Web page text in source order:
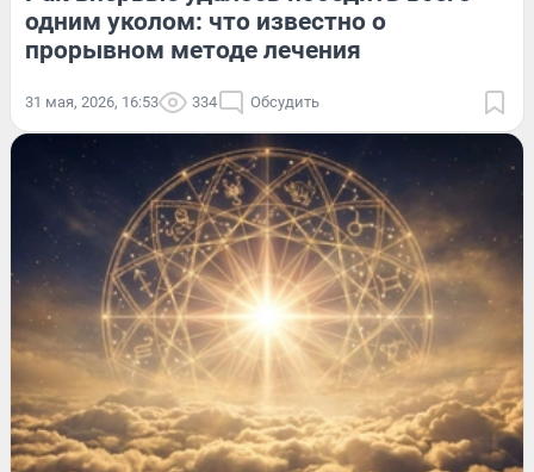
одним уколом: что известно о
прорывном методе лечения
31 мая, 2026, 16:53 334 Обсудить